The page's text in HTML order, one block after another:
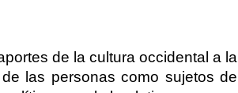
de la cultura occidental a la
las personas como sujetos de